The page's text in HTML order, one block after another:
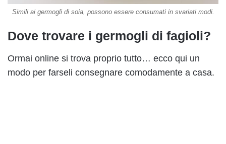
Simili ai germogli di soia, possono essere consumati in svariati modi.
Dove trovare i germogli di fagioli?
Ormai online si trova proprio tutto… ecco qui un
modo per farseli consegnare comodamente a casa.